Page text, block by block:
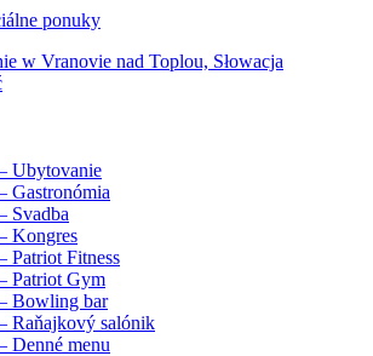
ponuky
w Vranovie nad Toplou, Słowacja
Ubytovanie
Gastronómia
Svadba
Kongres
Patriot Fitness
Patriot Gym
Bowling bar
Raňajkový salónik
Denné menu